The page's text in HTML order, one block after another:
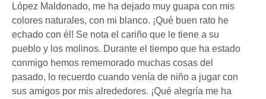
López Maldonado, me ha dejado muy guapa con mis
colores naturales, con mi blanco. ¡Qué buen rato he
echado con él! Se nota el cariño que le tiene a su
pueblo y los molinos. Durante el tiempo que ha estado
conmigo hemos rememorado muchas cosas del
pasado, lo recuerdo cuando venía de niño a jugar con
sus amigos por mis alrededores. ¡Qué alegría me ha